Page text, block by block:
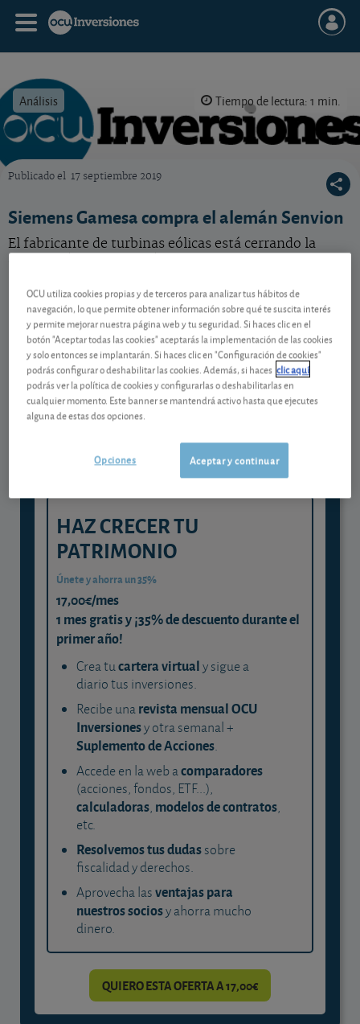
Análisis Tiempo de lectura: 1 min.
Publicado el 17 septiembre 2019
Siemens Gamesa compra el alemán Senvion
El fabricante de turbinas eólicas está cerrando la
Contenido reservado a SOCIOS
Gestiona tu dinero con visión
experta
y consigue que cada euro trabaje
HAZ CRECER TU
PATRIMONIO
Únete y ahorra un 35%
17,00€/mes
1 mes gratis y ¡35% de descuento durante el
primer año!
Crea tucartera virtualy sigue a
diario tus inversiones.
Recibe unarevista mensual OCU
Inversionesy otra semanal +
Suplemento de Acciones.
Accede en la web acomparadores
(acciones, fondos, ETF...),
calculadoras, modelos de contratos,
etc.
Resolvemos tus dudassobre
fiscalidad y derechos.
Aprovecha lasventajas para
nuestros sociosy ahorra mucho
dinero.
QUIERO ESTA OFERTA A 17,00€
OCU utiliza cookies propias y de terceros para analizar tus hábitos de
navegación, lo que permite obtener información sobre qué te suscita interés
y permite mejorar nuestra página web y tu seguridad. Si haces clic en el
botón "Aceptar todas las cookies" aceptarás la implementación de las cookies
y solo entonces se implantarán. Si haces clic en "Configuración de cookies"
podrás configurar o deshabilitar las cookies. Además, si haces clic aquí
podrás ver la política de cookies y configurarlas o deshabilitarlas en
cualquier momento. Este banner se mantendrá activo hasta que ejecutes
alguna de estas dos opciones.
Aceptar y continuar
Opciones